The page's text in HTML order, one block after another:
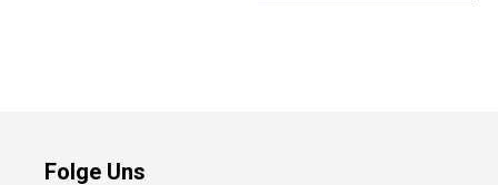
Folge Uns